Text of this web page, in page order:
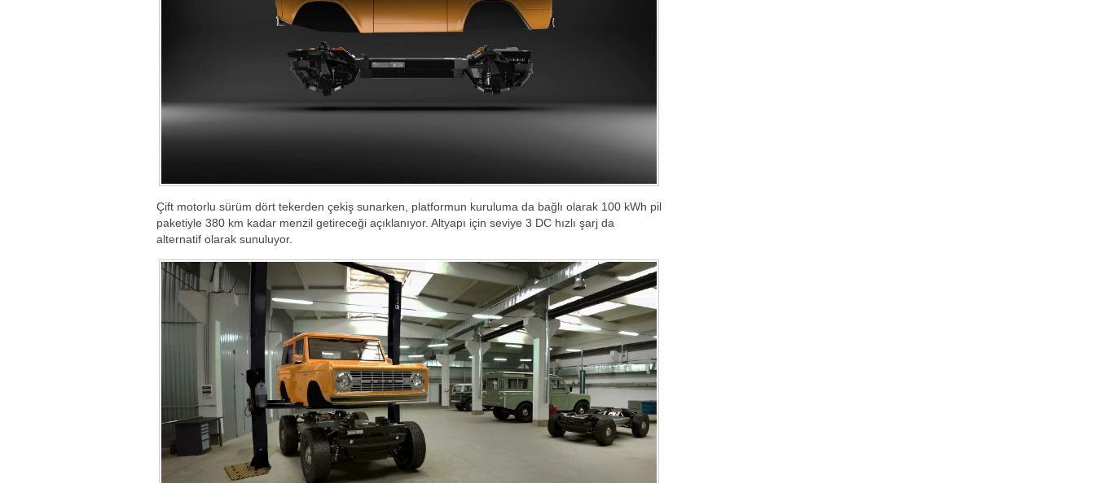
Çift motorlu sürüm dört tekerden çekiş sunarken, platformun kuruluma da bağlı olarak 100 kWh pil
paketiyle 380 km kadar menzil getireceği açıklanıyor. Altyapı için seviye 3 DC hızlı şarj da
alternatif olarak sunuluyor.